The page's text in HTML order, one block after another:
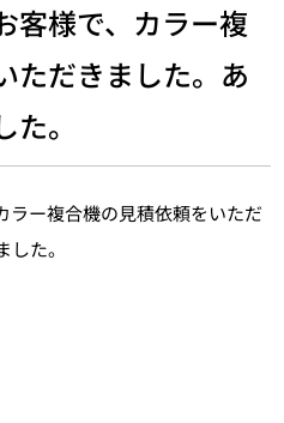
客様で、カラー複
ただきました。あ
。
ラー複合機の見積依頼をいただ
た。